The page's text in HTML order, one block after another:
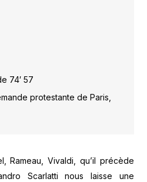
74′ 57
protestante de Paris,
Rameau, Vivaldi, qu’il précède
Scarlatti nous laisse une